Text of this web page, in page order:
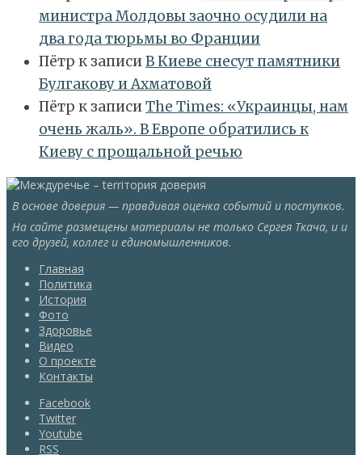
министра Молдовы заочно осудили на
два года тюрьмы во Франции
Пётр к записиВ Киеве снесут памятники
Булгакову и Ахматовой
Пётр к записиТhe Times: «Украинцы, нам
очень жаль». В Европе обратились к
Киеву с прощальной речью
В основе доверия — правдивая оценка событий и поступков.
На сайте размещены материалы не только Сергея Ткача, и и
его друзей, коллег и единомышленников.
Главная
Политика
История
Фото
Здоровье
Видео
О проекте
Контакты
Facebook
Twitter
Youtube
RSS